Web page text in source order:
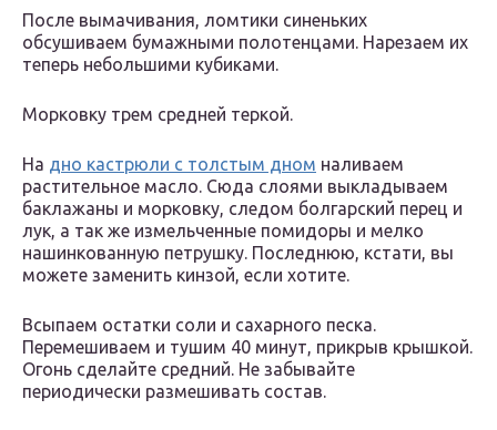
После вымачивания, ломтики синеньких
обсушиваем бумажными полотенцами. Нарезаем их
теперь небольшими кубиками.
Морковку трем средней теркой.
На дно кастрюли с толстым дном наливаем
растительное масло. Сюда слоями выкладываем
баклажаны и морковку, следом болгарский перец и
лук, а так же измельченные помидоры и мелко
нашинкованную петрушку. Последнюю, кстати, вы
можете заменить кинзой, если хотите.
Всыпаем остатки соли и сахарного песка.
Перемешиваем и тушим 40 минут, прикрыв крышкой.
Огонь сделайте средний. Не забывайте
периодически размешивать состав.